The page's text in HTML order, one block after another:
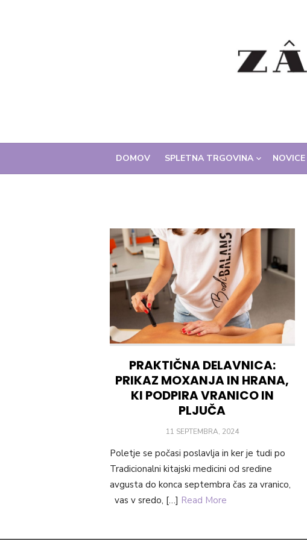
DOMOV SPLETNA TRGOVINA NOVICE
PRAKTIČNA DELAVNICA:
PRIKAZ MOXANJA IN HRANA,
KI PODPIRA VRANICO IN
PLJUČA
POSTED
11 SEPTEMBRA, 2024
Poletje se počasi poslavlja in ker je tudi po
Tradicionalni kitajski medicini od sredine
avgusta do konca septembra čas za vranico,
vas v sredo, […] Read More